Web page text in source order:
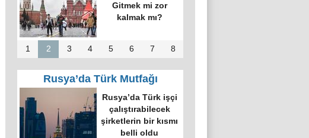
Gitmek mi zor
kalmak mı?
1 2 3 4 5 6 7 8
Rusya’da Türk Mutfağı
Rusya’da Türk işçi
çalıştırabilecek
şirketlerin bir kısmı
belli oldu